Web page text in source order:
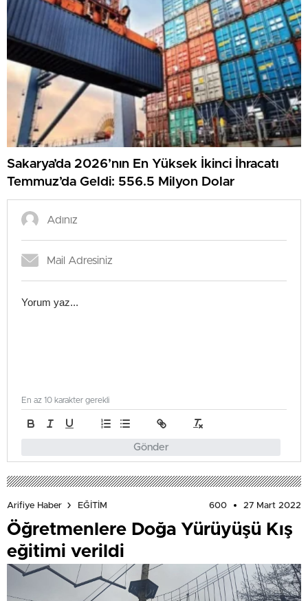
Sakarya’da 2026’nın En Yüksek İkinci İhracatı
Temmuz’da Geldi: 556.5 Milyon Dolar
Gönder
En az 10 karakter gerekli
Arifiye Haber EĞİTİM 600 27 Mart 2022
Öğretmenlere Doğa Yürüyüşü Kış
eğitimi verildi